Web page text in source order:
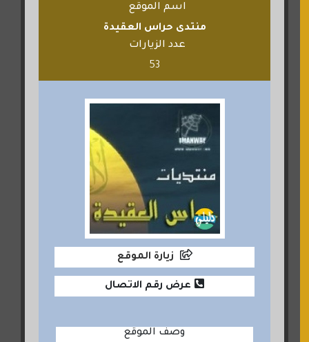
اسم الموقع
منتدى حراس العقيدة
عدد الزيارات
53
زيارة الموقع
عرض رقم الاتصال
وصف الموقع